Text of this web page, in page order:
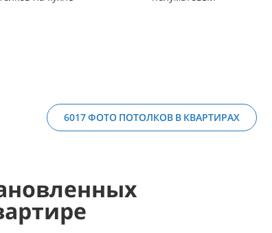
6017 ФОТО ПОТОЛКОВ В КВАРТИРАХ